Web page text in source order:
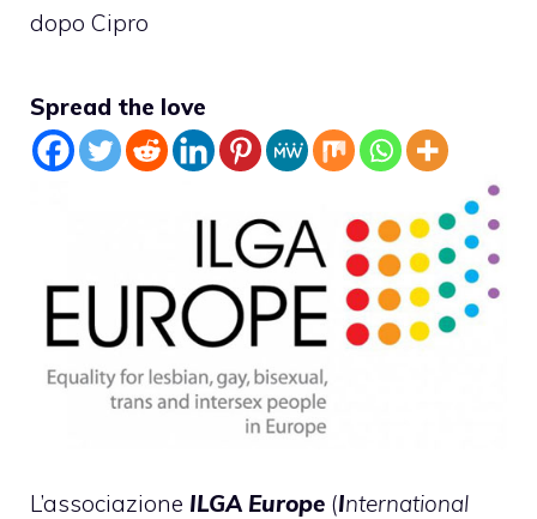
dopo Cipro
Spread the love
L’associazione ILGA Europe (International